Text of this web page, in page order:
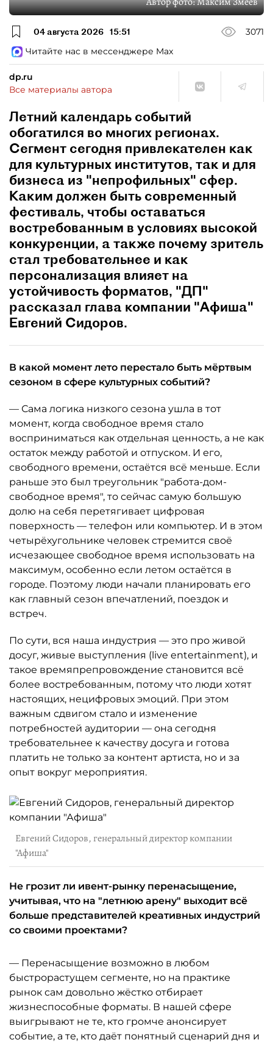
04 августа 2026 15:51
3071
Читайте нас в мессенджере Max
dp.ru
Все материалы автора
Летний календарь событий
обогатился во многих регионах.
Сегмент сегодня привлекателен как
для культурных институтов, так и для
бизнеса из "непрофильных" сфер.
Каким должен быть современный
фестиваль, чтобы оставаться
востребованным в условиях высокой
конкуренции, а также почему зритель
стал требовательнее и как
персонализация влияет на
устойчивость форматов, "ДП"
рассказал глава компании "Афиша"
Евгений Сидоров.
В какой момент лето перестало быть мёртвым
сезоном в сфере культурных событий?
— Сама логика низкого сезона ушла в тот
момент, когда свободное время стало
восприниматься как отдельная ценность, а не как
остаток между работой и отпуском. И его,
свободного времени, остаётся всё меньше. Если
раньше это был треугольник "работа-дом-
свободное время", то сейчас самую большую
долю на себя перетягивает цифровая
поверхность — телефон или компьютер. И в этом
четырёхугольнике человек стремится своё
исчезающее свободное время использовать на
максимум, особенно если летом остаётся в
городе. Поэтому люди начали планировать его
как главный сезон впечатлений, поездок и
встреч.
По сути, вся наша индустрия — это про живой
досуг, живые выступления (live entertainment), и
такое времяпрепровождение становится всё
более востребованным, потому что люди хотят
настоящих, нецифровых эмоций. При этом
важным сдвигом стало и изменение
потребностей аудитории — она сегодня
требовательнее к качеству досуга и готова
платить не только за контент артиста, но и за
опыт вокруг мероприятия.
Евгений Сидоров, генеральный директор компании
"Афиша"
Не грозит ли ивент-рынку перенасыщение,
учитывая, что на "летнюю арену" выходит всё
больше представителей креативных индустрий
со своими проектами?
— Перенасыщение возможно в любом
быстрорастущем сегменте, но на практике
рынок сам довольно жёстко отбирает
жизнеспособные форматы. В нашей сфере
выигрывают не те, кто громче анонсирует
событие, а те, кто даёт понятный сценарий дня и